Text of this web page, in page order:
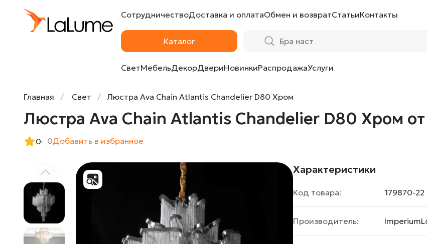
СотрудничествоДоставка и оплатаОбмен и возвратСтатьиКонтакты
Каталог
СветМебельДекорДвериНовинкиРаспродажаУслуги
Главная Свет Люстра Ava Chain Atlantis Chandelier D80 Хром
Люстра Ava Chain Atlantis Chandelier D80 Хром
0 0Добавить в избранное
Характеристики
Код товара: 179870-22
Производитель:
Люстра Ava Chain Atlantis Chandelier D80 Хром от ImperiumLoft